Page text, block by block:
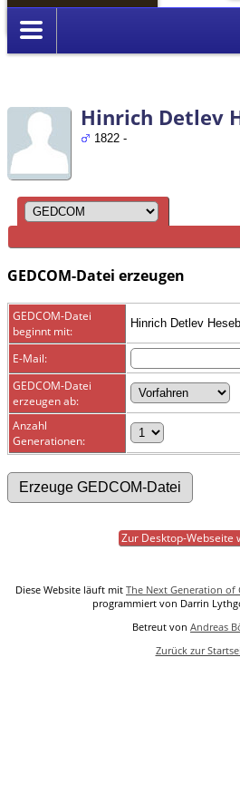
Anmelden
Hinrich Detlev
1822 -
GEDCOM-Datei erzeugen
GEDCOM-Datei
beginnt mit:
Hinrich Detlev
E-Mail:
GEDCOM-Datei
erzeugen ab:
Anzahl
Generationen:
Zur Desktop-Webseite
Diese Website läuft mit The Next Generation
programmiert von Darrin
Betreut von Andreas
Zurück zur